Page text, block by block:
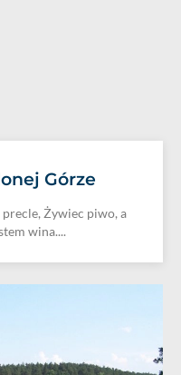
Górze
Żywiec piwo, a
wina....